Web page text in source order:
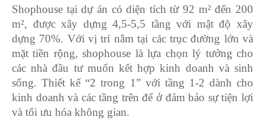
Shophouse tại dự án có diện tích từ 92 m² đến 200
m², được xây dựng 4,5-5,5 tầng với mật độ xây
dựng 70%. Với vị trí nằm tại các trục đường lớn và
mặt tiền rộng, shophouse là lựa chọn lý tưởng cho
các nhà đầu tư muốn kết hợp kinh doanh và sinh
sống. Thiết kế “2 trong 1” với tầng 1-2 dành cho
kinh doanh và các tầng trên để ở đảm bảo sự tiện lợi
và tối ưu hóa không gian.